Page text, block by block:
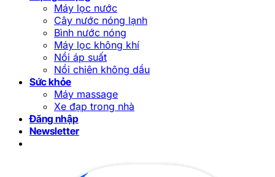
Máy lọc nước
Cây nước nóng lạnh
Bình nước nóng
Máy lọc không khí
Nồi áp suất
Nồi chiên không dầu
Sức khỏe
Máy massage
Xe đạp trong nhà
Đăng nhập
Newsletter